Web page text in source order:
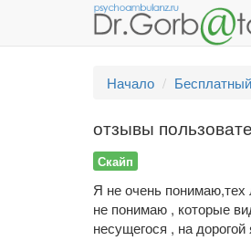
Начало
отзывы
Скайп
Я не очень
не понимаю , которые
несущегося , на